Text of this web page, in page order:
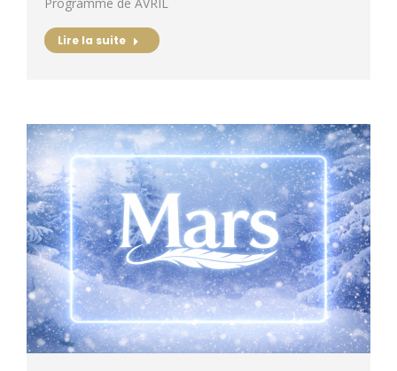
Lire la suite